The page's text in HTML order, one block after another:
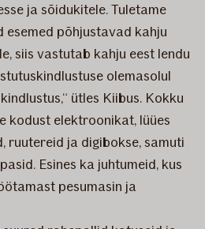
ja sõidukitele. Tuletame
esemed põhjustavad kahju
siis vastutab kahju eest lendu
olemasolul
ütles Kiibus. Kokku
kodust elektroonikat, lüües
ruutereid ja digibokse, samuti
Esines ka juhtumeid, kus
pesumasin ja